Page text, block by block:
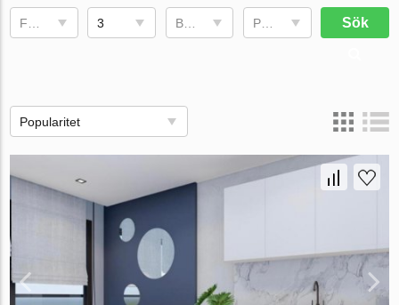
3 Bruksområde Pris, € Sök
Popularitet